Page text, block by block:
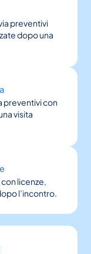
preventivi
dopo una
preventivi con
visita
licenze,
l’incontro.